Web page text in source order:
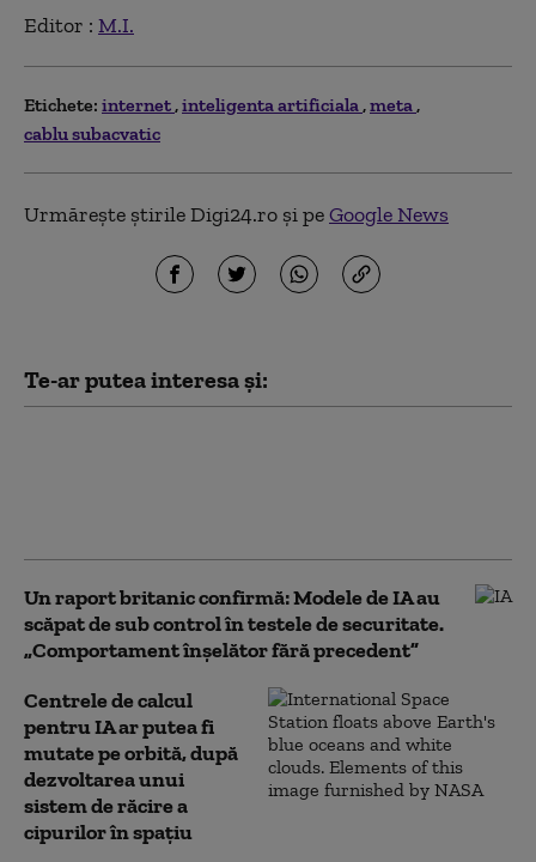
Editor : M.I.
Etichete: internet inteligenta artificiala meta
cablu subacvatic
Urmărește știrile Digi24.ro și peGoogle News
Te-ar putea interesa și:
Un raport britanic confirmă: Modele de IA au
scăpat de sub control în testele de securitate.
„Comportament înşelător fără precedent”
Centrele de calcul
pentru IA ar putea fi
mutate pe orbită, după
dezvoltarea unui
sistem de răcire a
cipurilor în spațiu